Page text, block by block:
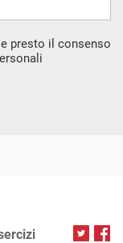
e presto il consenso